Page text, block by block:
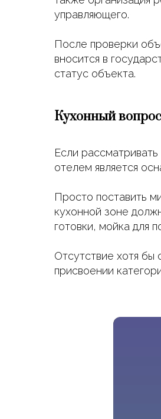
управляющего.
После проверки
вносится в
статус объекта.
Кухонный
Если
отелем является
Просто поставить
кухонной зоне
готовки, мойка для
Отсутствие хотя бы
присвоении